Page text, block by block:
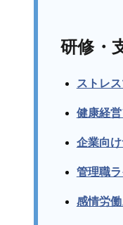
研修・
ストレ
健康経
企業向
管理職
感情労